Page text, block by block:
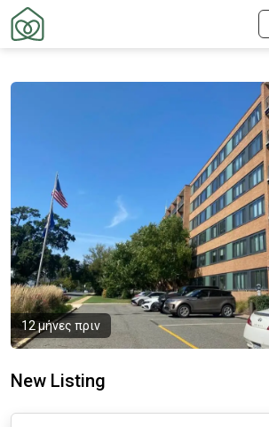
12 μήνες πριν
New Listing